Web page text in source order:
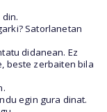
Satorlanetan
didanean. Ez
beste zerbaiten bila
egin gura dinat.